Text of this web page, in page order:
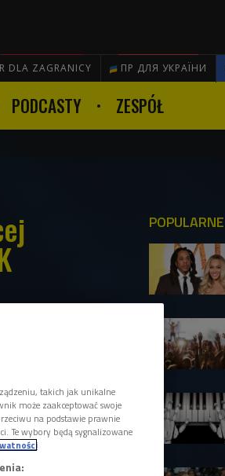
DLA ZAGRANICY ПР ДЛЯ УКРАЇНИ

PODCASTY ZESPÓŁ
nigdy
się
POPULARNE
takich jak unikalne
może zaakceptować swoje
na podstawie prawnie
Te wybory będą sygnalizowane